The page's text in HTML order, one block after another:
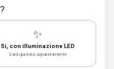
✨
Sì, con illuminazione LED
Sarà quotata separatamente